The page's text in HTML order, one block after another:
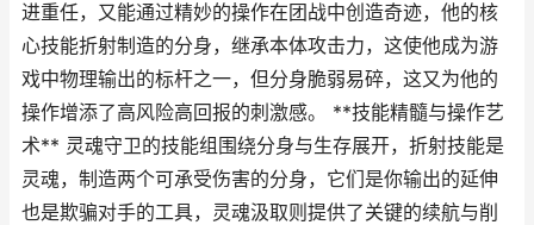
进重任，又能通过精妙的操作在团战中创造奇迹，他的核
心技能折射制造的分身，继承本体攻击力，这使他成为游
戏中物理输出的标杆之一，但分身脆弱易碎，这又为他的
操作增添了高风险高回报的刺激感。 **技能精髓与操作艺
术** 灵魂守卫的技能组围绕分身与生存展开，折射技能是
灵魂，制造两个可承受伤害的分身，它们是你输出的延伸
也是欺骗对手的工具，灵魂汲取则提供了关键的续航与削